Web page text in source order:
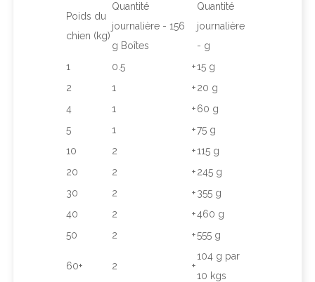
Poids du
chien (kg)
Quantité
journalière - 156
g Boîtes
Quantité
journalière
- g
1
0.5 +15 g
2
1 +20 g
4
1 +60 g
5
1 +75 g
10
2 +115 g
20
2 +245 g
30
2 +355 g
40
2 +460 g
50
2 +555 g
60+ 2 +
104 g par
10 kgs